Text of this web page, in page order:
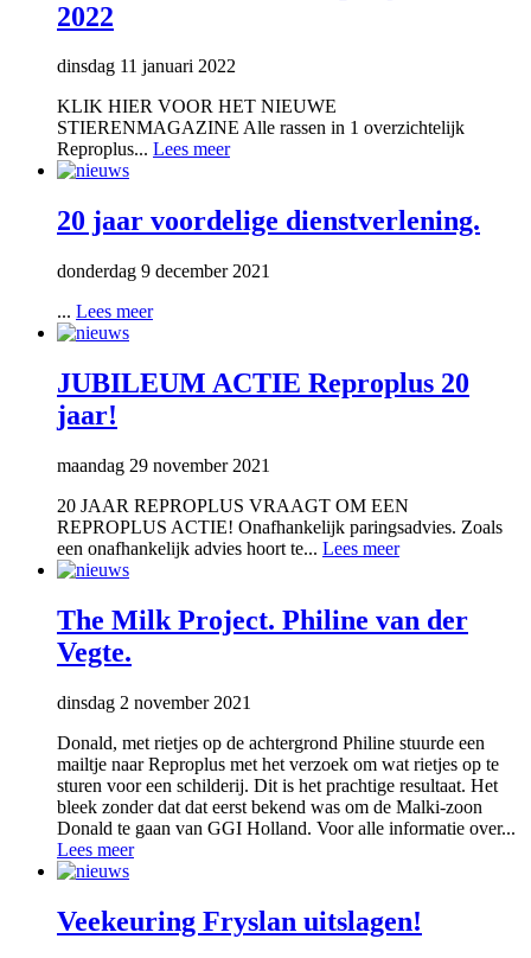
2022
dinsdag 11 januari 2022
KLIK HIER VOOR HET NIEUWE
STIERENMAGAZINE Alle rassen in 1 overzichtelijk
Reproplus... Lees meer
20 jaar voordelige dienstverlening.
donderdag 9 december 2021
... Lees meer
JUBILEUM ACTIE Reproplus 20
jaar!
maandag 29 november 2021
20 JAAR REPROPLUS VRAAGT OM EEN
REPROPLUS ACTIE! Onafhankelijk paringsadvies. Zoals
een onafhankelijk advies hoort te... Lees meer
The Milk Project. Philine van der
Vegte.
dinsdag 2 november 2021
Donald, met rietjes op de achtergrond Philine stuurde een
mailtje naar Reproplus met het verzoek om wat rietjes op te
sturen voor een schilderij. Dit is het prachtige resultaat. Het
bleek zonder dat dat eerst bekend was om de Malki-zoon
Donald te gaan van GGI Holland. Voor alle informatie over...
Lees meer
Veekeuring Fryslan uitslagen!